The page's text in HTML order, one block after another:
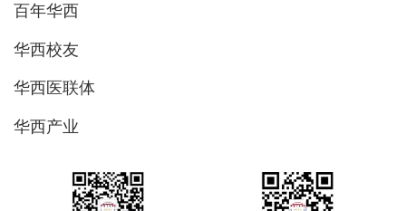
百年华西
华西校友
华西医联体
华西产业